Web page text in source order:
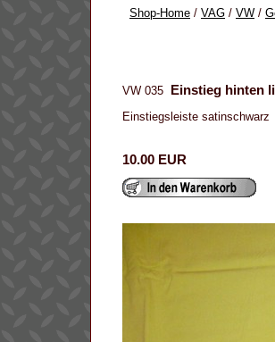
Shop-Home / VAG / VW /
VW 035 Einstieg hinten
Einstiegsleiste satinschwarz
10.00 EUR